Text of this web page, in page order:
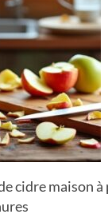
cidre maison